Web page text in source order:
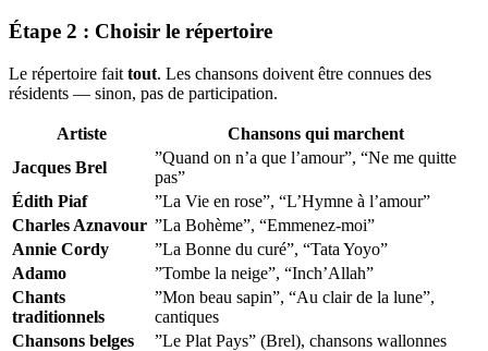
Étape 2 : Choisir le répertoire
Le répertoire fait tout. Les chansons doivent être connues des
résidents — sinon, pas de participation.
Artiste
Chansons qui marchent
Jacques Brel
”Quand on n’a que l’amour”, “Ne me quitte
pas”
Édith Piaf
”La Vie en rose”, “L’Hymne à l’amour”
Charles Aznavour ”La Bohème”, “Emmenez-moi”
Annie Cordy
”La Bonne du curé”, “Tata Yoyo”
Adamo
”Tombe la neige”, “Inch’Allah”
Chants
traditionnels
”Mon beau sapin”, “Au clair de la lune”,
cantiques
Chansons belges
”Le Plat Pays” (Brel), chansons wallonnes